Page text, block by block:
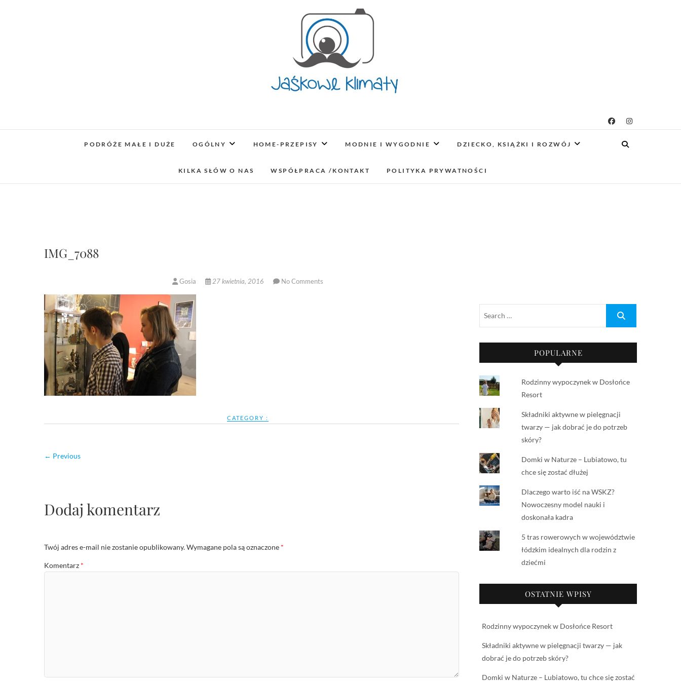
Jaśkowe klimaty-Blog rodzicielsko-
lifestylowy
OPISUJEMY ŻYCIE. ZABAWA POŁĄCZONA Z NAUKĄ, CIEKAWE PROJEKTY DIY Z DZIECKIEM,
PODRÓŻE MAŁE I DUŻE OGÓLNY HOME-PRZEPISY MODNIE I WYGODNIE DZIECKO, KSIĄŻKI I ROZWÓJ
KILKA SŁÓW O NAS WSPÓŁPRACA /KONTAKT POLITYKA PRYWATNOŚCI
IMG_7088
Gosia 27 kwietnia, 2016 No Comments
CATEGORY :
← Previous
Dodaj komentarz
Twój adres e-mail nie zostanie opublikowany.Wymagane pola są oznaczone *
Komentarz *
POPULARNE
Rodzinny wypoczynek w Dosłońce
Resort
Składniki aktywne w pielęgnacji
twarzy — jak dobrać je do potrzeb
skóry?
Domki w Naturze – Lubiatowo, tu
chce się zostać dłużej
Dlaczego warto iść na WSKZ?
Nowoczesny model nauki i
doskonała kadra
5 tras rowerowych w województwie
łódzkim idealnych dla rodzin z
dziećmi
OSTATNIE WPISY
Rodzinny wypoczynek w Dosłońce Resort
Składniki aktywne w pielęgnacji twarzy — jak
dobrać je do potrzeb skóry?
Domki w Naturze – Lubiatowo, tu chce się zostać